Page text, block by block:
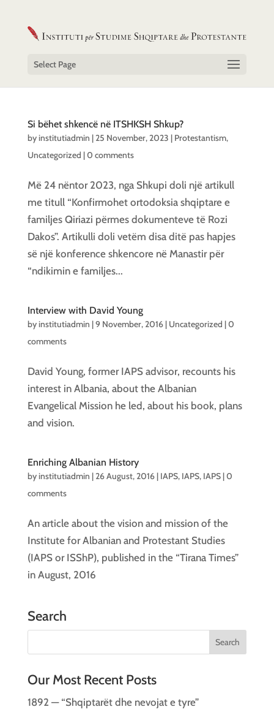
Select Page
Si bëhet shkencë në ITSHKSH Shkup?
byinstitutiadmin |25 November, 2023 | Protestantism,
Uncategorized |0 comments
Më 24 nëntor 2023, nga Shkupi doli një artikull
me titull “Konfirmohet ortodoksia shqiptare e
familjes Qiriazi përmes dokumenteve të Rozi
Dakos”. Artikulli doli vetëm disa ditë pas hapjes
së një konference shkencore në Manastir për
“ndikimin e familjes...
Interview with David Young
byinstitutiadmin |9 November, 2016| Uncategorized |0
comments
David Young, former IAPS advisor, recounts his
interest in Albania, about the Albanian
Evangelical Mission he led, about his book, plans
and vision.
Enriching Albanian History
byinstitutiadmin |26 August, 2016| IAPS, IAPS, IAPS|0
comments
An article about the vision and mission of the
Institute for Albanian and Protestant Studies
(IAPS or ISShP), published in the “Tirana Times”
in August, 2016
Search
Our Most Recent Posts
1892 — “Shqiptarët dhe nevojat e tyre”